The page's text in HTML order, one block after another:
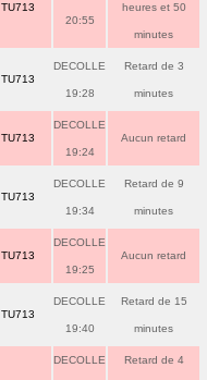
TU713
20:55
heures et 50
minutes
TU713
DECOLLE
19:28
Retard de 3
minutes
TU713
DECOLLE
19:24
Aucun retard
TU713
DECOLLE
19:34
Retard de 9
minutes
TU713
DECOLLE
19:25
Aucun retard
TU713
DECOLLE
19:40
Retard de 15
minutes
DECOLLE Retard de 4